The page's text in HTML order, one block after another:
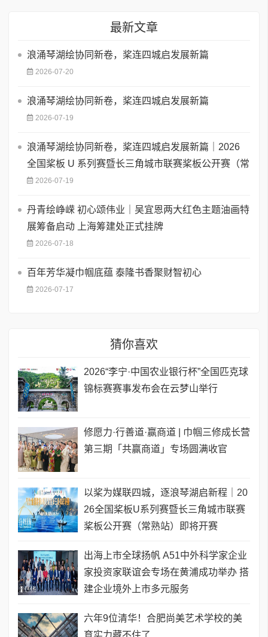
最新文章
浪涌琴湖绘协同新卷，桨连四城启发展新篇
2026-07-20
浪涌琴湖绘协同新卷，桨连四城启发展新篇
2026-07-19
浪涌琴湖绘协同新卷，桨连四城启发展新篇｜2026
全国桨板 U 系列赛暨长三角城市联赛桨板公开赛（常
2026-07-19
丹青绘峥嵘 初心颂伟业｜吴宜恩两大红色主题油画特
展筹备启动 上海筹建处正式挂牌
2026-07-18
百年芳华凝巾帼底蕴 泰隆书香聚财智初心
2026-07-17
猜你喜欢
2026“李宁·中国农业银行杯”全国匹克球
锦标赛赛事发布会在云梦山举行
修愿力·行善道·赢商道 | 巾帼三修成长营
第三期「共赢商道」专场圆满收官
以桨为媒联四城，逐浪琴湖启新程｜20
26全国桨板U系列赛暨长三角城市联赛
桨板公开赛（常熟站）即将开赛
出海上市全球扬帆 A51中外科学家企业
家投资家联谊会专场在黄浦成功举办 搭
建企业境外上市多元服务
六年9位清华！合肥尚美艺术学校的美